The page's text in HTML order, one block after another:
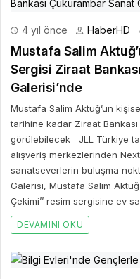
4 yıl önce HaberHD
Mustafa Salim
Sergisi Ziraat
Galerisi’nde
Mustafa Salim Aktuğ’un
tarihine kadar Ziraat
görülebilecek JLL Türkiye
alışveriş merkezlerinden
sanatseverlerin buluşma
Galerisi, Mustafa Salim
Çekimi’’ resim sergisine ev
DEVAMINI OKU